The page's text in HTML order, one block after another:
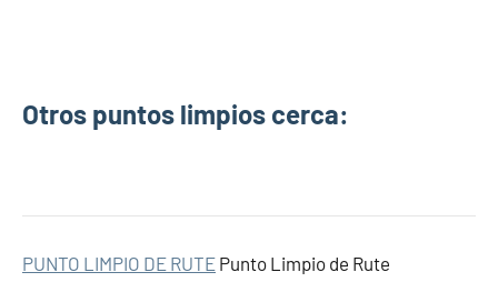
Otros puntos limpios cerca:
PUNTO LIMPIO DE RUTE Punto Limpio de Rute